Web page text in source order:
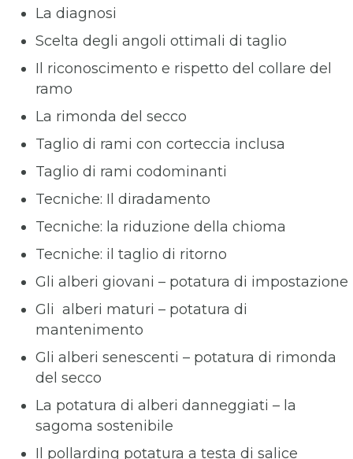
La diagnosi
Scelta degli angoli ottimali di taglio
Il riconoscimento e rispetto del collare del
ramo
La rimonda del secco
Taglio di rami con corteccia inclusa
Taglio di rami codominanti
Tecniche: Il diradamento
Tecniche: la riduzione della chioma
Tecniche: il taglio di ritorno
Gli alberi giovani – potatura di impostazione
Gli alberi maturi – potatura di
mantenimento
Gli alberi senescenti – potatura di rimonda
del secco
La potatura di alberi danneggiati – la
sagoma sostenibile
Il pollarding potatura a testa di salice